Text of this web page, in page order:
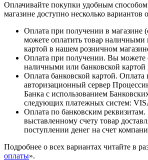
Оплачивайте покупки удобным
магазине доступно несколько вариантов
Оплата при получении в магазине
можете оплатить товар наличными
картой в нашем розничном
Оплата при получении. Вы можете
наличными или банковской картой
Оплата банковской картой. Оплата
авторизационный сервер
Банка с использованием
следующих платежных систем:
Оплата по банковским
выставленному счету товар
поступлении денег на счет
Подробнее о всех вариантах читайте в
оплаты».